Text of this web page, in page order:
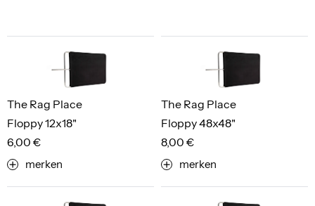
Floppy 12x18"
The Rag Place
6,00 €
merken
Floppy 48x48"
The Rag Place
8,00 €
merken